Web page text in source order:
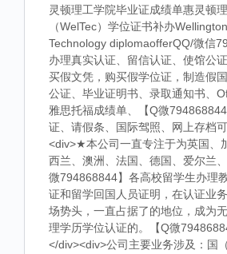
灵顿理工学院毕业证成绩单惠灵顿
（WelTec）学位证书补办
Technology diplomaofferQQ/微信
办理真实认证、留信认证、使馆公
买假文凭，购买假学位证，制造假
公证、毕业证明书、录取通知书、
雅思托福成绩单、【Q微
证、请假条、国际驾照、网上存档可
<div>★本公司一直专注于为英国、
西兰、澳洲、法国、德国、爱尔兰
微794868844】各高校留学生办理
证和留学回国人员证明，在认证业
场势头，一直占据了的地位，成为
理学历学位认证的。【Q微
</div><div>公司主要业务涉及：国